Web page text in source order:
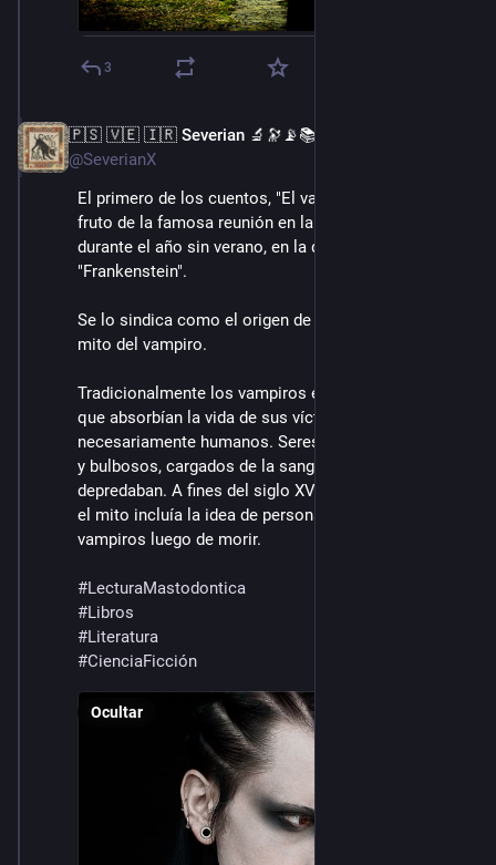
3
🇵🇸 🇻🇪 🇮🇷 Severian 🔬🔭📡📚
@SeverianX
El primero de los cuentos, "El vampiro", es el otro
fruto de la famosa reunión en la casa de Lord Byron
durante el año sin verano, en la que se originó
"Frankenstein".
Se lo sindica como el origen de la forma moderna del
mito del vampiro.
Tradicionalmente los vampiros eran seres fantásticos
que absorbían la vida de sus víctimas, demonios no
necesariamente humanos. Seres físicamente oscuros
y bulbosos, cargados de la sangre y la vitalidad que
depredaban. A fines del siglo XVIII en Europa del este,
el mito incluía la idea de personas que se volvían
vampiros luego de morir.
#LecturaMastodontica
#Libros
#Literatura
#CienciaFicción
Ocultar